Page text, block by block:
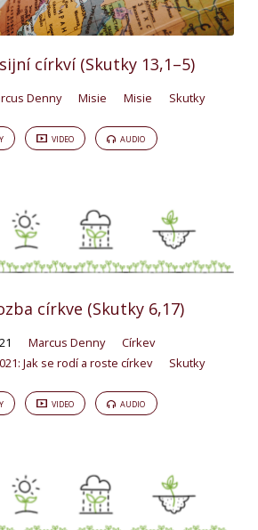
církví (Skutky 13,1–5)
Denny Misie Misie Skutky
VIDEO AUDIO
církve (Skutky 6,17)
Marcus Denny
Církev
Jak se rodí a roste církev
Skutky
VIDEO AUDIO